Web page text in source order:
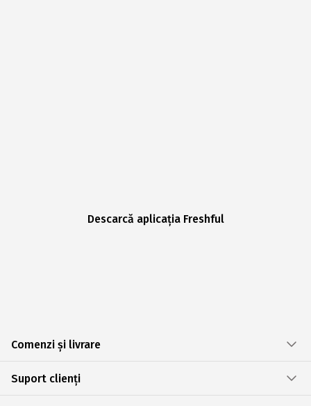
Descarcă aplicația Freshful
Comenzi și livrare
Suport clienți